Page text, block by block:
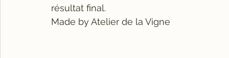
résultat final.
Made by Atelier de la Vigne